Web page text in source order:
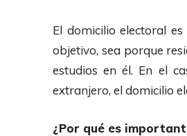
El domicilio electoral
objetivo, sea porque
estudios en él. En el
extranjero, el domicilio
¿Por qué es